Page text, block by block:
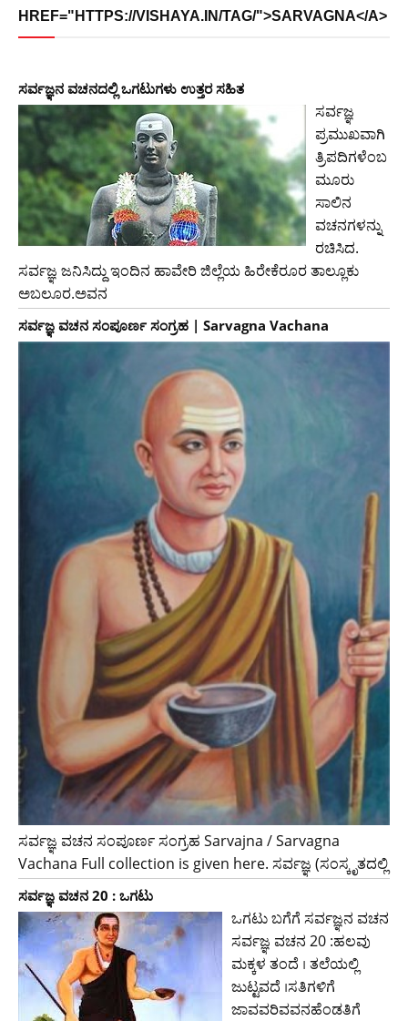
HREF="HTTPS://VISHAYA.IN/TAG/">SARVAGNA</A>
ಸರ್ವಜ್ಞನ ವಚನದಲ್ಲಿ ಒಗಟುಗಳು ಉತ್ತರ ಸಹಿತ
ಸರ್ವಜ್ಞ
ಪ್ರಮುಖವಾಗಿ
ತ್ರಿಪದಿಗಳೆಂಬ
ಮೂರು
ಸಾಲಿನ
ವಚನಗಳನ್ನು
ರಚಿಸಿದ.
ಸರ್ವಜ್ಞ ಜನಿಸಿದ್ದು ಇಂದಿನ ಹಾವೇರಿ ಜಿಲ್ಲೆಯ ಹಿರೇಕೆರೂರ ತಾಲ್ಲೂಕು
ಅಬಲೂರ.ಅವನ
ಸರ್ವಜ್ಞ ವಚನ ಸಂಪೂರ್ಣ ಸಂಗ್ರಹ | Sarvagna Vachana
ಸರ್ವಜ್ಞ ವಚನ ಸಂಪೂರ್ಣ ಸಂಗ್ರಹ Sarvajna / Sarvagna
Vachana Full collection is given here. ಸರ್ವಜ್ಞ (ಸಂಸ್ಕೃತದಲ್ಲಿ
ಸರ್ವಜ್ಞ ವಚನ 20 : ಒಗಟು
ಒಗಟು ಬಗೆಗೆ ಸರ್ವಜ್ಞನ ವಚನ
ಸರ್ವಜ್ಞ ವಚನ 20 :ಹಲವು
ಮಕ್ಕಳ ತಂದೆ । ತಲೆಯಲ್ಲಿ
ಜುಟ್ಟವದೆ ।ಸತಿಗಳಿಗೆ
ಜಾವವರಿವವನಹೆಂಡತಿಗೆ